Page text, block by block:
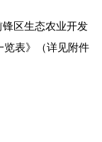
锋区生态农业开发
览表》（详见附件